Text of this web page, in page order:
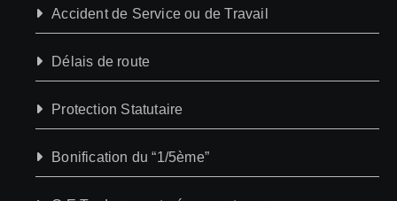
Accident de Service ou de Travail
Délais de route
Protection Statutaire
Bonification du “1/5ème”